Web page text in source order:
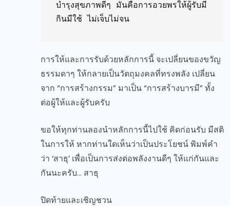
บำรุงสุขภาพดีๆ มันคือการอวยพรให้ผู้รับมี
กินมีใช้ ไม่เจ็บไม่จน
การให้และการรับด้วยหลักการนี้ จะเปลี่ยนของขวัญ
ธรรมดาๆ ให้กลายเป็นวัตถุมงคลที่ทรงพลัง เปลี่ยน
จาก “การสร้างกรรม” มาเป็น “การสร้างบารมี” ทั้ง
ต่อผู้ให้และผู้รับครับ
ขอให้ทุกท่านลองนำหลักการนี้ไปใช้ คิดก่อนรับ มีสติ
ในการให้ หากท่านใดเห็นว่าเป็นประโยชน์ พิมพ์คำ
ว่า ‘สาธุ’ เพื่อเป็นการส่งต่อพลังงานดีๆ ให้แก่กันและ
กันนะครับ… สาธุ
ปิดท้ายและเชิญชวน